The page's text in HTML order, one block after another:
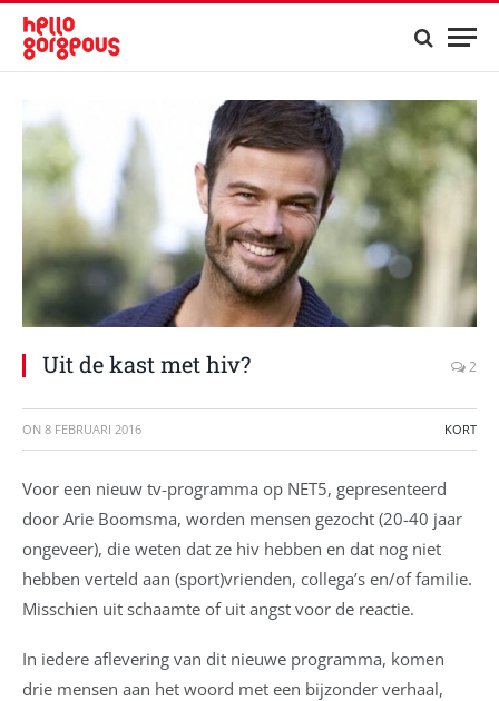
Uit de kast met hiv? 2
ON 8 FEBRUARI 2016 KORT
Voor een nieuw tv-programma op NET5, gepresenteerd
door Arie Boomsma, worden mensen gezocht (20-40 jaar
ongeveer), die weten dat ze hiv hebben en dat nog niet
hebben verteld aan (sport)vrienden, collega’s en/of familie.
Misschien uit schaamte of uit angst voor de reactie.
In iedere aflevering van dit nieuwe programma, komen
drie mensen aan het woord met een bijzonder verhaal,